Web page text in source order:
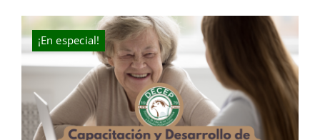
was:
$324.00.
is:
$268.00.
¡En especial!